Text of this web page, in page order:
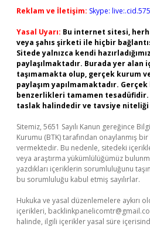
Reklam ve İletişim: Skype:
Yasal Uyarı: Bu internet sitesi,
veya şahıs şirketi ile hiçbir
Sitede yalnızca kendi
paylaşılmaktadır. Burada yer
taşımamakta olup, gerçek kurum
paylaşım yapılmamaktadır.
benzerlikleri tamamen
taslak halindedir ve tavsiye niteliği
Sitemiz, 5651 Sayılı Kanun gereğince
Kurumu (BTK) tarafından onaylanmış
vermektedir. Bu nedenle, sitedeki
veya araştırma yükümlülüğümüz
yazdıkları içeriklerin sorumluluğunu
bu sorumluluğu kabul etmiş sayılırlar.
Hukuka ve yasal düzenlemelere aykırı
içerikleri,
halinde, ilgili içerikler yasal süre